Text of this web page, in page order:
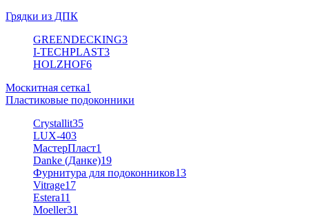
Грядки из ДПК
GREENDECKING3
I-TECHPLAST3
HOLZHOF6
Москитная сетка1
Пластиковые подоконники
Crystallit35
LUX-403
МастерПласт1
Danke (Данке)19
Фурнитура для подоконников13
Vitrage17
Estera11
Moeller31